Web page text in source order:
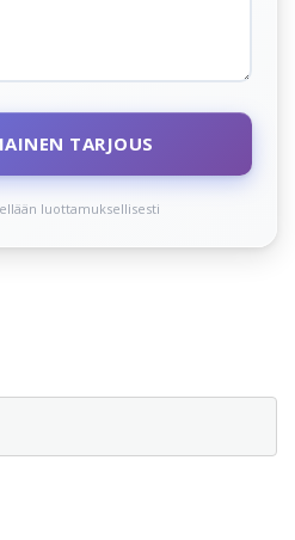
TARJOUS
luottamuksellisesti